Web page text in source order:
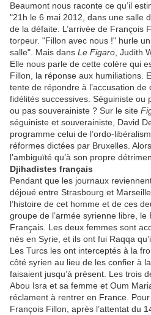
Beaumont nous raconte ce qu’il
"21h le 6 mai 2012, dans une salle
de la défaite. L’arrivée de François
torpeur. "Fillon avec nous !" hurle
salle". Mais dans Le Figaro , Judith
Elle nous parle de cette colère qui
Fillon, la réponse aux humiliations.
tente de répondre à l’accusation de
fidélités successives. Séguiniste ou
ou pas souverainiste ? Sur le site
séguiniste et souverainiste, David
programme celui de l’ordo-
réformes dictées par Bruxelles.
l’ambiguïté qu’à son propre
Djihadistes français
Pendant que les journaux
déjoué entre Strasbourg et Marseille,
l’histoire de cet homme et de ces
groupe de l’armée syrienne libre, le
Français. Les deux femmes sont
nés en Syrie, et ils ont fui Raqqa
Les Turcs les ont interceptés à la
côté syrien au lieu de les confier à
faisaient jusqu’à présent. Les trois
Abou Isra et sa femme et Oum
réclament à rentrer en France.
François Fillon, après l’attentat du